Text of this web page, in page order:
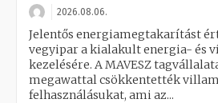
2026.08.06.
Jelentős energiamegtakarítást
vegyipar a kialakult energia- és
kezelésére. A MAVESZ
megawattal csökkentették
felhasználásukat, ami az...